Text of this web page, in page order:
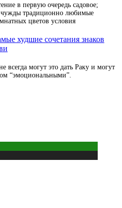
в первую очередь садовое;
чужды традиционно любимые
цветов условия
худшие сочетания знаков
всегда могут это дать Раку и могут
“эмоциональными”.